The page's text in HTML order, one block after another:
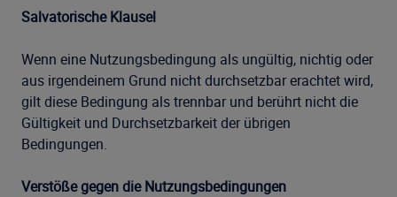
Salvatorische Klausel
Wenn eine Nutzungsbedingung als ungültig, nichtig oder
aus irgendeinem Grund nicht durchsetzbar erachtet wird,
gilt diese Bedingung als trennbar und berührt nicht die
Gültigkeit und Durchsetzbarkeit der übrigen
Bedingungen.
Verstöße gegen die Nutzungsbedingungen